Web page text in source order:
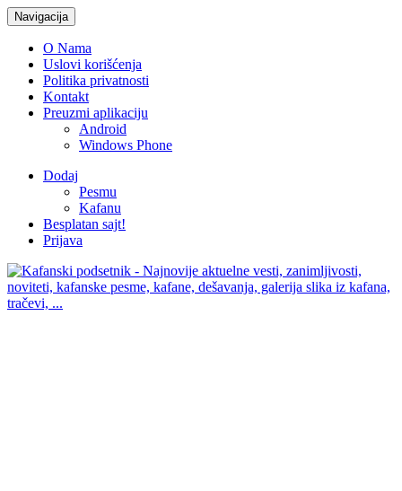
Navigacija
O Nama
Uslovi korišćenja
Politika privatnosti
Kontakt
Preuzmi aplikaciju
Android
Windows Phone
Dodaj
Pesmu
Kafanu
Besplatan sajt!
Prijava